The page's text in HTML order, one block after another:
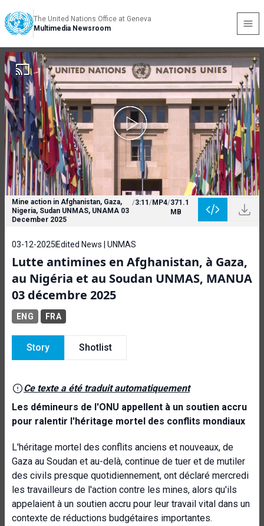
The United Nations Office at Geneva
Multimedia Newsroom
Mine action in Afghanistan, Gaza,
Nigeria, Sudan UNMAS, UNAMA 03
December 2025
/3:11/MP4/371.1
MB
03-12-2025 Edited News | UNMAS
Lutte antimines en Afghanistan, à Gaza,
au Nigéria et au Soudan UNMAS, MANUA
03 décembre 2025
ENG FRA
Story Shotlist
Ce texte a été traduit automatiquement
Les démineurs de l'ONU appellent à un soutien accru
pour ralentir l'héritage mortel des conflits mondiaux
L'héritage mortel des conflits anciens et nouveaux, de
Gaza au Soudan et au-delà, continue de tuer et de mutiler
des civils presque quotidiennement, ont déclaré mercredi
les travailleurs de l'action contre les mines, alors qu'ils
appelaient à un soutien accru pour leur travail vital dans un
contexte de réductions budgétaires importantes.